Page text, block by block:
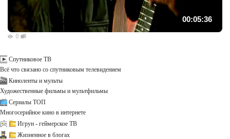
00:05:36
0
Спутниковое ТВ
Всё что связано со спутниковым телевидением
Киноленты и мульты
Художественные фильмы и мультфильмы
Сериалы ТОП
Многосерийное кино в интернете
Игрун - геймерское ТВ
Жизненное в блогах